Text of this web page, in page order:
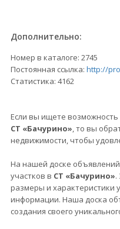
Дополнительно:
Номер в каталоге: 2745
Постоянная ссылка: http://
Статистика: 4162
Если вы ищете
СТ «Бачурино», то вы
недвижимости, чтобы
На нашей доске
участков в СТ «Бачурино».
размеры и характеристики
информации. Наша доска
создания своего